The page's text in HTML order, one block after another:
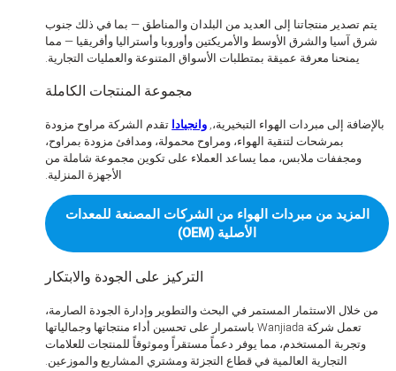
تصدير منتجاتنا إلى العديد من البلدان والمناطق — بما في ذلك جنوب
آسيا والشرق الأوسط والأمريكتين وأوروبا وأستراليا وأفريقيا — مما
يمنحنا معرفة عميقة بمتطلبات الأسواق المتنوعة والعمليات التجارية.
مجموعة المنتجات الكاملة
إلى مبردات الهواء التبخيرية،,وانجياداتقدم الشركة مراوح مزودة
بمرشحات لتنقية الهواء، ومراوح محمولة، ومدافئ مزودة بمراوح،
ومجففات ملابس، مما يساعد العملاء على تكوين مجموعة شاملة من
الأجهزة المنزلية.
من مبردات الهواء من الشركات المصنعة للمعدات
الأصلية (OEM)
التركيز على الجودة والابتكار
الاستثمار المستمر في البحث والتطوير وإدارة الجودة الصارمة،
تعمل شركة Wanjiada باستمرار على تحسين أداء منتجاتها وجمالياتها
المستخدم، مما يوفر دعماً مستقراً وموثوقاً للمنتجات للعلامات
التجارية العالمية في قطاع التجزئة ومشتري المشاريع والموزعين.